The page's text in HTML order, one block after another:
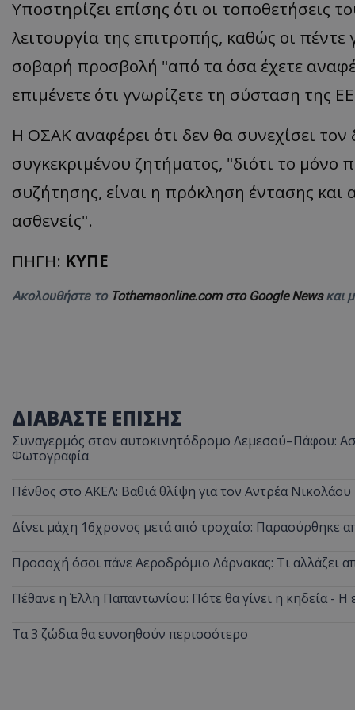
Υποστηρίζει επίσης ότι οι τοποθετήσεις
λειτουργία της επιτροπής, καθώς οι
σοβαρή προσβολή "από τα όσα έχετε
επιμένετε ότι γνωρίζετε τη σύσταση της
Η ΟΣΑΚ αναφέρει ότι δεν θα συνεχίσει
συγκεκριμένου ζητήματος, "διότι το μόνο
συζήτησης, είναι η πρόκληση έντασης
ασθενείς".
ΠΗΓΗ: ΚΥΠΕ
Ακολουθήστε το Tothemaonline.com στο Google Newsκαι
ΔΙΑΒΑΣΤΕ ΕΠΙΣΗΣ
Συναγερμός στον αυτοκινητόδρομο Λεμεσού–Πάφου:
Φωτογραφία
Πένθος στο ΑΚΕΛ: Βαθιά θλίψη για τον Αντρέα
Δίνει μάχη 16χρονος μετά από τροχαίο: Παρασύρθηκε
Προσοχή όσοι πάνε Αεροδρόμιο Λάρνακας: Τι αλλάζει
Πέθανε η Έλλη Παπαντωνίου: Πότε θα γίνει η κηδεία - Η
Τα 3 ζώδια θα ευνοηθούν περισσότερο
ASP.NET_SessionId
msToken